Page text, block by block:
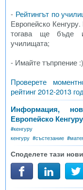
- Рейтингът по
Европейско
тогава ще бъде
училищата;
- Имайте тъпрпение :)
Проверете
рейтинг 2012-2013
Информация,
Европейско Кенгуру
#кенгуру
кенгуру #състезание #
Споделете тази